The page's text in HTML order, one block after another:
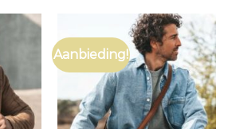
Aanbieding!